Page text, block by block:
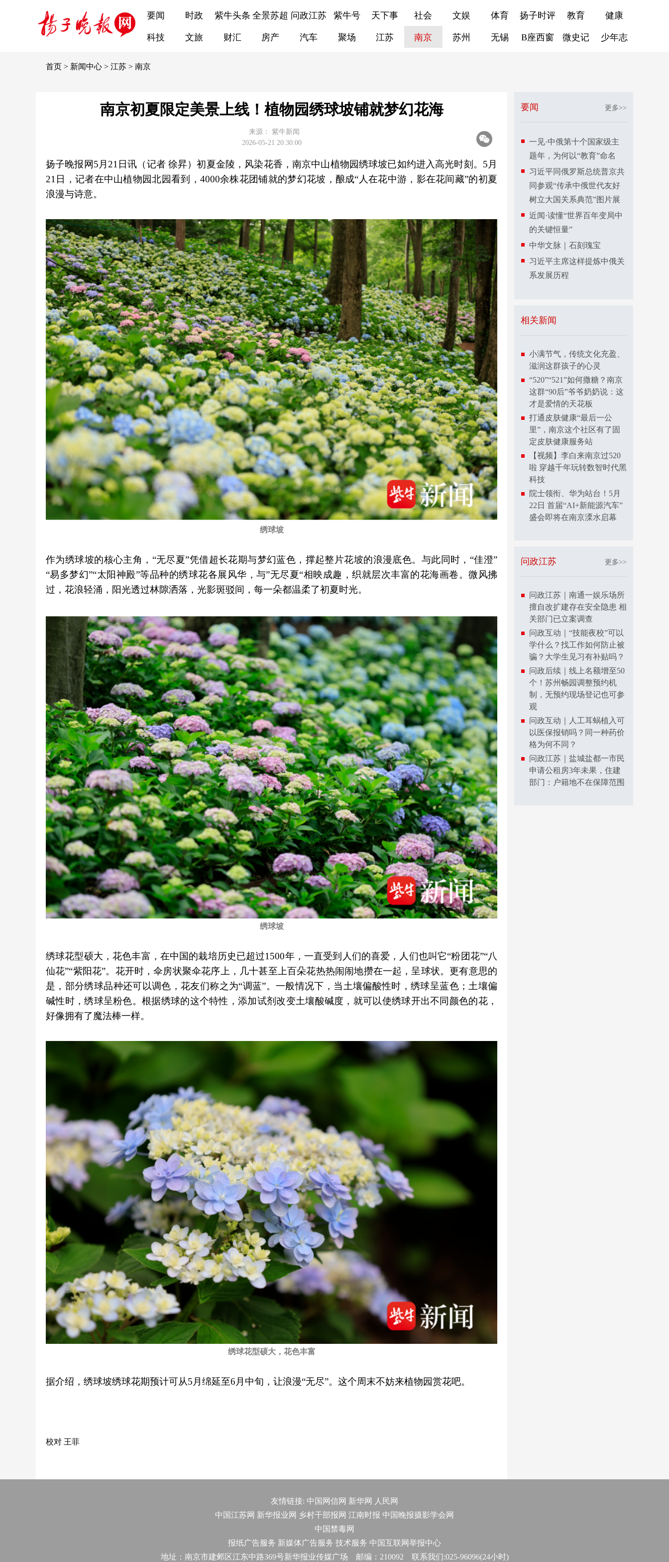
要闻 时政 紫牛头条 全景苏超 问政江苏 紫牛号 天下事 社会 文娱 体育 扬子时评 教育 健康
科技 文旅 财汇 房产 汽车 聚场 江苏 南京 苏州 无锡 B座西窗 微史记 少年志
首页 > 新闻中心 > 江苏 > 南京
南京初夏限定美景上线！植物园绣球坡铺就梦幻花海
来源：
紫牛新闻
2026-05-21 20:30:00
扬子晚报网5月21日讯（记者 徐昇）初夏金陵，风染花香，南京中山植物园绣球坡已如约进入高光时刻。5月
21日，记者在中山植物园北园看到，4000余株花团铺就的梦幻花坡，酿成“人在花中游，影在花间藏”的初夏
浪漫与诗意。
绣球坡
作为绣球坡的核心主角，“无尽夏”凭借超长花期与梦幻蓝色，撑起整片花坡的浪漫底色。与此同时，“佳澄”
“易多梦幻”“太阳神殿”等品种的绣球花各展风华，与”无尽夏“相映成趣，织就层次丰富的花海画卷。微风拂
过，花浪轻涌，阳光透过林隙洒落，光影斑驳间，每一朵都温柔了初夏时光。
绣球坡
绣球花型硕大，花色丰富，在中国的栽培历史已超过1500年，一直受到人们的喜爱，人们也叫它“粉团花”“八
仙花”“紫阳花”。花开时，伞房状聚伞花序上，几十甚至上百朵花热热闹闹地攒在一起，呈球状。更有意思的
是，部分绣球品种还可以调色，花友们称之为“调蓝”。一般情况下，当土壤偏酸性时，绣球呈蓝色；土壤偏
碱性时，绣球呈粉色。根据绣球的这个特性，添加试剂改变土壤酸碱度，就可以使绣球开出不同颜色的花，
好像拥有了魔法棒一样。
绣球花型硕大，花色丰富
据介绍，绣球坡绣球花期预计可从5月绵延至6月中旬，让浪漫“无尽”。这个周末不妨来植物园赏花吧。
校对 王菲
要闻 更多>>
一见·中俄第十个国家级主
题年，为何以“教育”命名
习近平同俄罗斯总统普京共
同参观“传承中俄世代友好
树立大国关系典范”图片展
近闻·读懂“世界百年变局中
的关键恒量”
中华文脉｜石刻瑰宝
习近平主席这样提炼中俄关
系发展历程
相关新闻
小满节气，传统文化充盈、
滋润这群孩子的心灵
“520”“521”如何撒糖？南京
这群“90后”爷爷奶奶说：这
才是爱情的天花板
打通皮肤健康“最后一公
里”，南京这个社区有了固
定皮肤健康服务站
【视频】李白来南京过520
啦 穿越千年玩转数智时代黑
科技
院士领衔、华为站台！5月
22日 首届“AI+新能源汽车”
盛会即将在南京溧水启幕
问政江苏 更多>>
问政江苏｜南通一娱乐场所
擅自改扩建存在安全隐患 相
关部门已立案调查
问政互动｜“技能夜校”可以
学什么？找工作如何防止被
骗？大学生见习有补贴吗？
问政后续｜线上名额增至50
个！苏州畅园调整预约机
制，无预约现场登记也可参
观
问政互动｜人工耳蜗植入可
以医保报销吗？同一种药价
格为何不同？
问政江苏｜盐城盐都一市民
申请公租房3年未果，住建
部门：户籍地不在保障范围
友情链接: 中国网信网 新华网
人民网
中国江苏网 新华报业网 乡村干部报网 江南时报 中国晚报摄影学会网
中国禁毒网
报纸广告服务 新媒体广告服务 技术服务 中国互联网举报中心
地址：南京市建邺区江东中路369号新华报业传媒广场 邮编：210092 联系我们:025-96096(24小时)